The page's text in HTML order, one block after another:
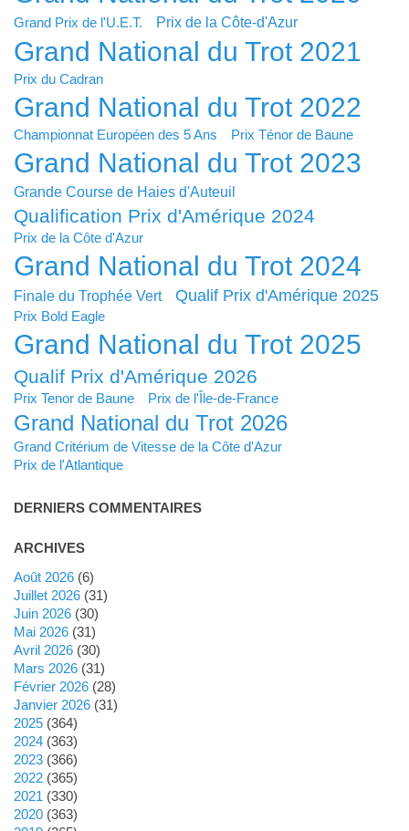
Grand Prix de l'U.E.T. Prix de la Côte-d'Azur
Grand National du Trot 2021
Prix du Cadran
Grand National du Trot 2022
Championnat Européen des 5 Ans Prix Ténor de Baune
Grand National du Trot 2023
Grande Course de Haies d'Auteuil
Qualification Prix d'Amérique 2024
Prix de la Côte d'Azur
Grand National du Trot 2024
Finale du Trophée Vert Qualif Prix d'Amérique 2025
Prix Bold Eagle
Grand National du Trot 2025
Qualif Prix d'Amérique 2026
Prix Tenor de Baune Prix de l'Île-de-France
Grand National du Trot 2026
Grand Critérium de Vitesse de la Côte d'Azur
Prix de l'Atlantique
DERNIERS COMMENTAIRES
ARCHIVES
août 2026(6)
juillet 2026(31)
juin 2026(30)
mai 2026(31)
avril 2026(30)
mars 2026(31)
février 2026(28)
janvier 2026(31)
2025(364)
2024(363)
2023(366)
2022(365)
2021 (330)
2020(363)